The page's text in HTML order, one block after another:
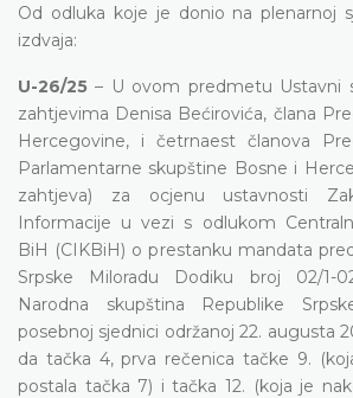
Od odluka koje je donio na plenarnoj
izdvaja:
U-26/25 – U ovom predmetu Ustavni
zahtjevima Denisa Bećirovića, člana
Hercegovine, i četrnaest članova
Parlamentarne skupštine Bosne i
zahtjeva) za ocjenu ustavnosti
Informacije u vezi s odlukom
BiH (CIKBiH) o prestanku mandata
Srpske Miloradu Dodiku broj 02/1-
Narodna skupština Republike
posebnoj sjednici održanoj 22. augusta
da tačka 4, prva rečenica tačke 9.
postala tačka 7) i tačka 12. (koja je